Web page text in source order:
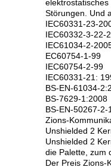
Störungen. Und
IEC60331-
IEC60332-3-22-
IEC61034-
EC60754-1-99
IEC60331-21:
BS-EN-
BS-7629-1:2008
BS-EN-50267-2-
Zions-
Unshielded 2
Unshielded 2
die Palette, zum
Der Preis Zions-